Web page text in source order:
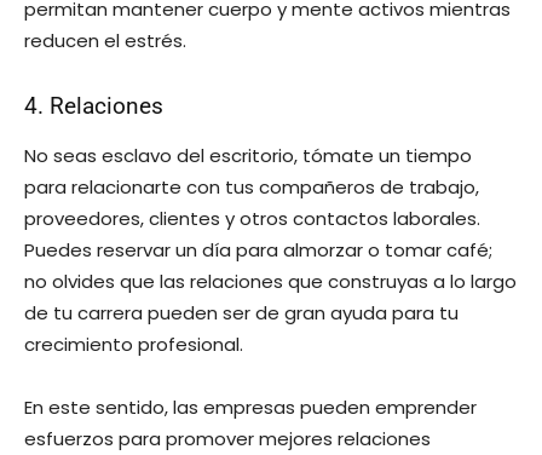
permitan mantener cuerpo y mente activos mientras
reducen el estrés.
4. Relaciones
No seas esclavo del escritorio, tómate un tiempo
para relacionarte con tus compañeros de trabajo,
proveedores, clientes y otros contactos laborales.
Puedes reservar un día para almorzar o tomar café;
no olvides que las relaciones que construyas a lo largo
de tu carrera pueden ser de gran ayuda para tu
crecimiento profesional.
En este sentido, las empresas pueden emprender
esfuerzos para promover mejores relaciones